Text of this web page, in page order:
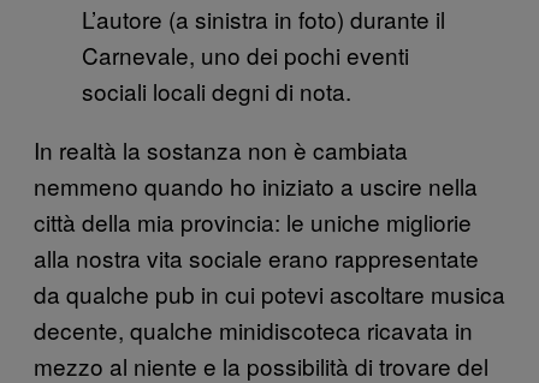
L’autore (a sinistra in foto) durante il
Carnevale, uno dei pochi eventi
sociali locali degni di nota.
In realtà la sostanza non è cambiata
nemmeno quando ho iniziato a uscire nella
città della mia provincia: le uniche migliorie
alla nostra vita sociale erano rappresentate
da qualche pub in cui potevi ascoltare musica
decente, qualche minidiscoteca ricavata in
mezzo al niente e la possibilità di trovare del